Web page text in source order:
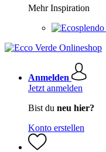
Mehr Inspiration
Anmelden
Jetzt anmelden
Bist du neu hier?
Konto erstellen